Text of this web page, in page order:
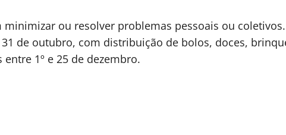
minimizar ou resolver problemas pessoais ou
de outubro, com distribuição de bolos, doces,
1º e 25 de dezembro.